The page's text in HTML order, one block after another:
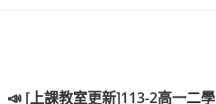
📣 [上課教室更新]113-2高一二學